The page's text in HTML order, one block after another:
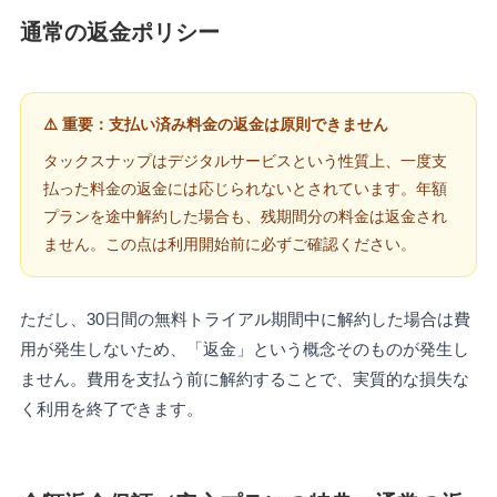
通常の返金ポリシー
⚠️ 重要：支払い済み料金の返金は原則できません
タックスナップはデジタルサービスという性質上、一度支
払った料金の返金には応じられないとされています。年額
プランを途中解約した場合も、残期間分の料金は返金され
ません。この点は利用開始前に必ずご確認ください。
ただし、30日間の無料トライアル期間中に解約した場合は費
用が発生しないため、「返金」という概念そのものが発生し
ません。費用を支払う前に解約することで、実質的な損失な
く利用を終了できます。